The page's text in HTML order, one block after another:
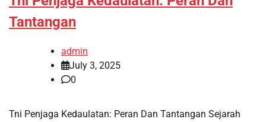
Tantangan
admin
July 3, 2025
0
Tni Penjaga Kedaulatan: Peran Dan Tantangan Sejarah